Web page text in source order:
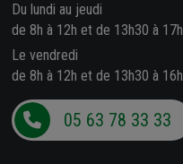
Du lundi au jeudi
de 8h à 12h et de 13h30 à 17h
Le vendredi
de 8h à 12h et de 13h30 à 16h
05 63 78 33 33